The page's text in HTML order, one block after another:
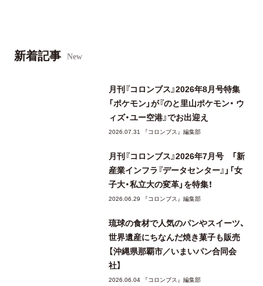
新着記事 New
月刊『コロンブス』2026年8月号特集
「ポケモン」が『のと里山ポケモン・ ウ
ィズ・ユー空港』でお出迎え
2026.07.31 『コロンブス』編集部
月刊『コロンブス』2026年7月号 「新
産業インフラ『データセンター』」「女
子大・私立大の変革」を特集！
2026.06.29 『コロンブス』編集部
琉球の食材で人気のパンやスイーツ、
世界遺産にちなんだ焼き菓子も販売
【沖縄県那覇市／いまいパン合同会
社】
2026.06.04 『コロンブス』編集部